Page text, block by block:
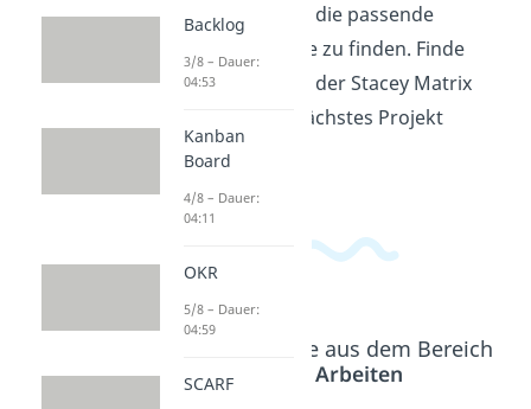
dabei helfen kann, die passende
Herangehensweise zu finden. Finde
heraus, wie du mit der Stacey Matrix
erfolgreich dein nächstes Projekt
angehen kannst!
Beliebte Inhalte aus dem Bereich
Agiles Arbeiten
Backlog
3/8 – Dauer:
04:53
Kanban
Board
4/8 – Dauer:
04:11
OKR
5/8 – Dauer:
04:59
SCARF